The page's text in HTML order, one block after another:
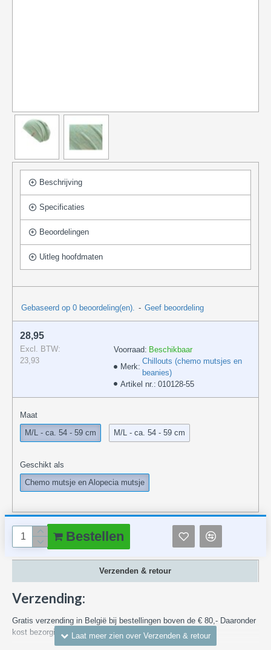
Beschrijving
Specificaties
Beoordelingen
Uitleg hoofdmaten
Gebaseerd op 0 beoordeling(en). - Geef beoordeling
28,95
Excl. BTW:
23,93
Voorraad: Beschikbaar
Merk:
Chillouts (chemo mutsjes en
beanies)
Artikel nr.: 010128-55
Maat
M/L - ca. 54 - 59 cm
M/L - ca. 54 - 59 cm
Geschikt als
Chemo mutsje en Alopecia mutsje
Bestellen
Verzenden & retour
Verzending:
Gratis verzending in België bij bestellingen boven de € 80,- Daaronder
kost bezorging in België vanaf € 7,55